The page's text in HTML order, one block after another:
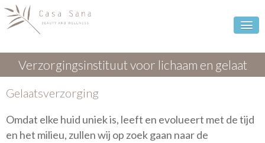
Verzorgingsinstituut voor lichaam en gelaat
Gelaatsverzorging
Omdat elke huid uniek is, leeft en evolueert met de tijd
en het milieu, zullen wij op zoek gaan naar de